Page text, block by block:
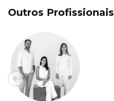
Outros Profissionais
Previous slide